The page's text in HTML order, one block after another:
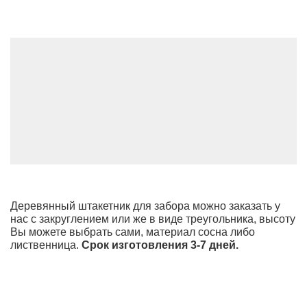
Деревянный штакетник для забора можно заказать у
нас с закруглением или же в виде треугольника, высоту
Вы можете выбрать сами, материал сосна либо
лиственница. Срок изготовления 3-7 дней.